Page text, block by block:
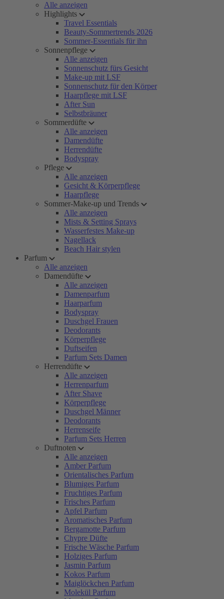
Alle anzeigen
Highlights
Travel Essentials
Beauty-Sommertrends 2026
Sommer-Essentials für ihn
Sonnenpflege
Alle anzeigen
Sonnenschutz fürs Gesicht
Make-up mit LSF
Sonnenschutz für den Körper
Haarpflege mit LSF
After Sun
Selbstbräuner
Sommerdüfte
Alle anzeigen
Damendüfte
Herrendüfte
Bodyspray
Pflege
Alle anzeigen
Gesicht & Körperpflege
Haarpflege
Sommer-Make-up und Trends
Alle anzeigen
Mists & Setting Sprays
Wasserfestes Make-up
Nagellack
Beach Hair stylen
Parfum
Alle anzeigen
Damendüfte
Alle anzeigen
Damenparfum
Haarparfum
Bodyspray
Duschgel Frauen
Deodorants
Körperpflege
Duftseifen
Parfum Sets Damen
Herrendüfte
Alle anzeigen
Herrenparfum
After Shave
Körperpflege
Duschgel Männer
Deodorants
Herrenseife
Parfum Sets Herren
Duftnoten
Alle anzeigen
Amber Parfum
Orientalisches Parfum
Blumiges Parfum
Fruchtiges Parfum
Frisches Parfum
Apfel Parfum
Aromatisches Parfum
Bergamotte Parfum
Chypre Düfte
Frische Wäsche Parfum
Holziges Parfum
Jasmin Parfum
Kokos Parfum
Maiglöckchen Parfum
Molekül Parfum